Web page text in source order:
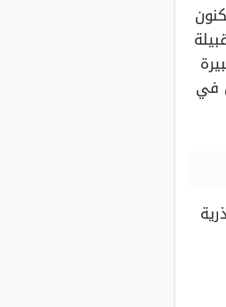
في